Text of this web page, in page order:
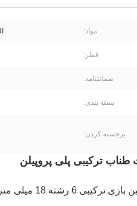
مواد:
قطر:
ضمانتنامه:
بسته بندی:
برجسته کردن:
طناب ترکیبی پلی پروپیلن
متری پلی پروپیلن چند رشته ای برای کوهنورد